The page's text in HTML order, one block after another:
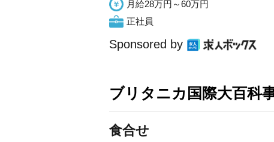
月給28万円～60万円
正社員
Sponsored by
ブリタニカ国際大百科
食合せ